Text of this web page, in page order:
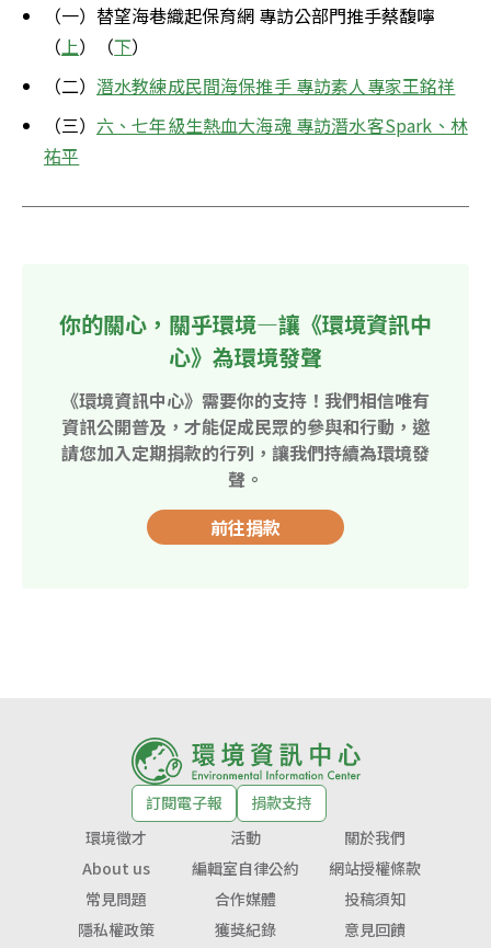
（一）替望海巷織起保育網 專訪公部門推手蔡馥嚀
（上）（下）
（二） 潛水教練成民間海保推手 專訪素人專家王銘祥
（三） 六、七年級生熱血大海魂 專訪潛水客Spark、林
祐平
你的關心，關乎環境—讓《環境資訊中
心》為環境發聲
《環境資訊中心》需要你的支持！我們相信唯有
資訊公開普及，才能促成民眾的參與和行動，邀
請您加入定期捐款的行列，讓我們持續為環境發
聲。
前往捐款
訂閱電子報
捐款支持
環境徵才
活動
關於我們
About us
編輯室自律公約
網站授權條款
常見問題
合作媒體
投稿須知
隱私權政策
獲獎紀錄 意見回饋